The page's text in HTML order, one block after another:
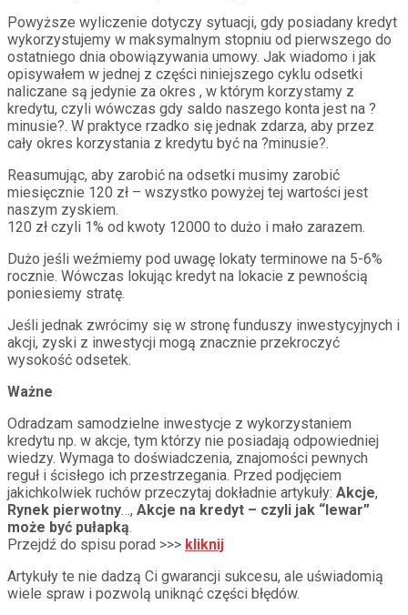
Powyższe wyliczenie dotyczy sytuacji, gdy posiadany kredyt
wykorzystujemy w maksymalnym stopniu od pierwszego do
ostatniego dnia obowiązywania umowy. Jak wiadomo i jak
opisywałem w jednej z części niniejszego cyklu odsetki
naliczane są jedynie za okres , w którym korzystamy z
kredytu, czyli wówczas gdy saldo naszego konta jest na ?
minusie?. W praktyce rzadko się jednak zdarza, aby przez
cały okres korzystania z kredytu być na ?minusie?.
Reasumując, aby zarobić na odsetki musimy zarobić
miesięcznie 120 zł – wszystko powyżej tej wartości jest
naszym zyskiem.
120 zł czyli 1% od kwoty 12000 to dużo i mało zarazem.
Dużo jeśli weźmiemy pod uwagę lokaty terminowe na 5-6%
rocznie. Wówczas lokując kredyt na lokacie z pewnością
poniesiemy stratę.
Jeśli jednak zwrócimy się w stronę funduszy inwestycyjnych i
akcji, zyski z inwestycji mogą znacznie przekroczyć
wysokość odsetek.
Ważne
Odradzam samodzielne inwestycje z wykorzystaniem
kredytu np. w akcje, tym którzy nie posiadają odpowiedniej
wiedzy. Wymaga to doświadczenia, znajomości pewnych
reguł i ścisłego ich przestrzegania. Przed podjęciem
jakichkolwiek ruchów przeczytaj dokładnie artykuły: Akcje,
Rynek pierwotny…, Akcje na kredyt – czyli jak “lewar”
może być pułapką.
Przejdź do spisu porad >>> kliknij
Artykuły te nie dadzą Ci gwarancji sukcesu, ale uświadomią
wiele spraw i pozwolą uniknąć części błędów.